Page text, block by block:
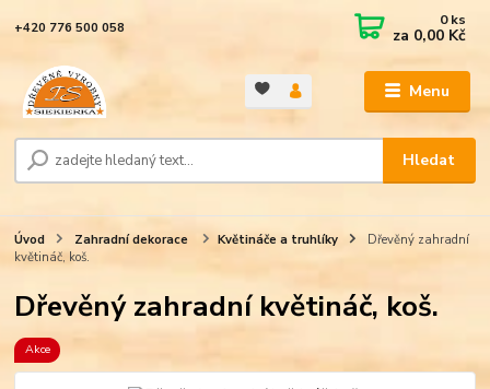
Menu
Hledat
+420 776 500 058 0ks
za 0,00 Kč
Úvod Zahradní dekorace Květináče a truhlíky
Dřevěný zahradní
květináč, koš.
Dřevěný zahradní květináč, koš.
Akce